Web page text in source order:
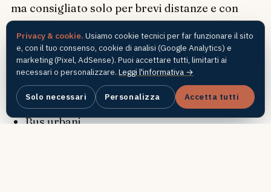
ma consigliato solo per brevi distanze e con
buona conoscenza della lingua e dei percorsi.
Le autostrade sono ben mantenute, ma il
traffico può essere intenso. Trasporti locali
Una volta in città, muoversi è semplice grazie a:
Metro (14 linee, capillare e moderna)
Bus urbani
Privacy & cookie. Usiamo cookie tecnici per far funzionare il sito
e, con il tuo consenso, cookie di analisi (Google Analytics) e
marketing (Pixel, AdSense). Puoi accettare tutti, limitarti ai
necessari o personalizzare. Leggi l'informativa →
Solo necessari Personalizza Accetta tutti